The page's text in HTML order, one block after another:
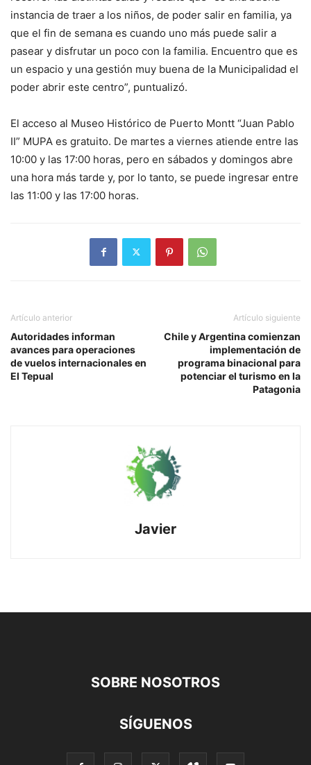
instancia de traer a los niños, de poder salir en familia, ya
que el fin de semana es cuando uno más puede salir a
pasear y disfrutar un poco con la familia. Encuentro que es
un espacio y una gestión muy buena de la Municipalidad el
poder abrir este centro”, puntualizó.
El acceso al Museo Histórico de Puerto Montt “Juan Pablo
II” MUPA es gratuito. De martes a viernes atiende entre las
10:00 y las 17:00 horas, pero en sábados y domingos abre
una hora más tarde y, por lo tanto, se puede ingresar entre
las 11:00 y las 17:00 horas.
Artículo anterior
Autoridades informan
avances para operaciones
de vuelos internacionales en
El Tepual
Artículo siguiente
Chile y Argentina comienzan
implementación de
programa binacional para
potenciar el turismo en la
Patagonia
Javier
SOBRE NOSOTROS
SÍGUENOS